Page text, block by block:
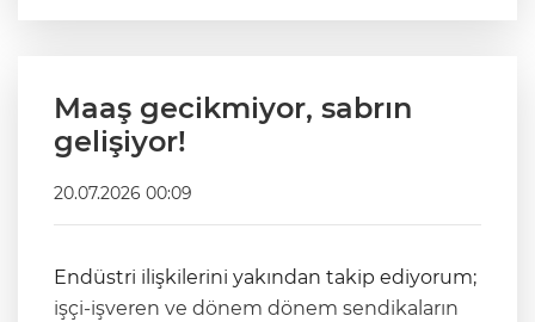
Maaş gecikmiyor, sabrın
gelişiyor!
20.07.2026 00:09
Endüstri ilişkilerini yakından takip ediyorum;
işçi-işveren ve dönem dönem sendikaların